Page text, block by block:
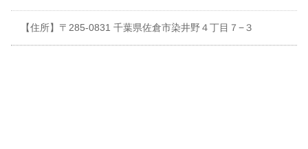
【住所】〒285-0831 千葉県佐倉市染井野４丁目７−３